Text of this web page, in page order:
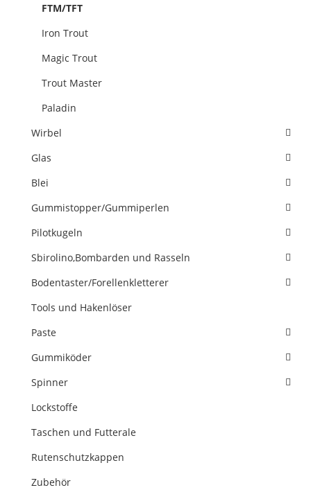
FTM/TFT
Iron Trout
Magic Trout
Trout Master
Paladin
Wirbel
Glas
Blei
Gummistopper/Gummiperlen
Pilotkugeln
Sbirolino,Bombarden und Rasseln
Bodentaster/Forellenkletterer
Tools und Hakenlöser
Paste
Gummiköder
Spinner
Lockstoffe
Taschen und Futterale
Rutenschutzkappen
Zubehör